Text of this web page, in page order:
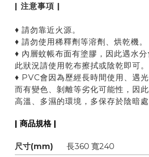
| 注意事項 |
♦ 請勿靠近火源。
♦ 請勿使用稀釋劑等溶劑、烘乾機。
♦ 內層蚊帳布面有塗膠，因此遇水
此狀況請使用乾布擦拭或陰乾即可。
♦ PVC會因為歷經長時間使用、遇光
而有變色、剝離等劣化可能性，因
高溫、多濕的環境，多保存於陰暗處
| 商品規格 |
尺寸(mm)
長360 寬240